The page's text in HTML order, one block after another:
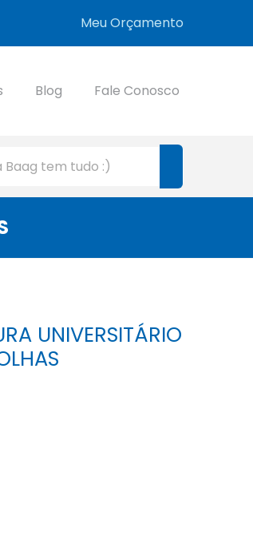
Meu Orçamento
Blog Fale Conosco
UNIVERSITÁRIO